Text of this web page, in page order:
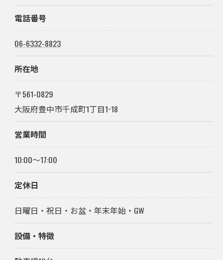
電話番号
06-6332-8823
所在地
〒561-0829
大阪府豊中市千成町1丁目1−18
営業時間
10:00～17:00
定休日
日曜日・祝日・お盆・年末年始・GW
設備・特徴